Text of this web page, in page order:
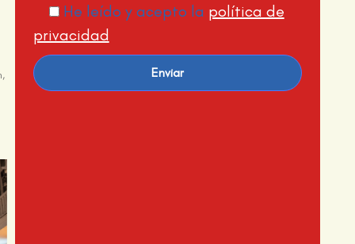
He leído y acepto la política de
privacidad